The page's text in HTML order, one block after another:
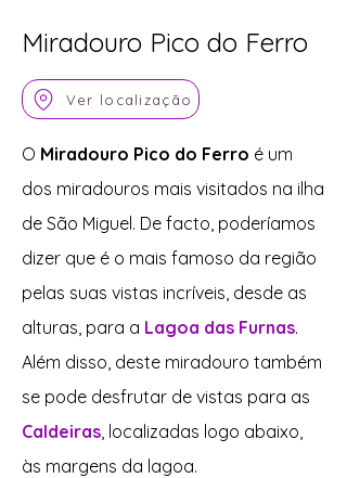
Miradouro Pico do Ferro
Ver localização
O Miradouro Pico do Ferro é um
dos miradouros mais visitados na ilha
de São Miguel. De facto, poderíamos
dizer que é o mais famoso da região
pelas suas vistas incríveis, desde as
alturas, para a Lagoa das Furnas.
Além disso, deste miradouro também
se pode desfrutar de vistas para as
Caldeiras, localizadas logo abaixo,
às margens da lagoa.